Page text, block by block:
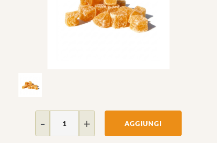
AGGIUNGI